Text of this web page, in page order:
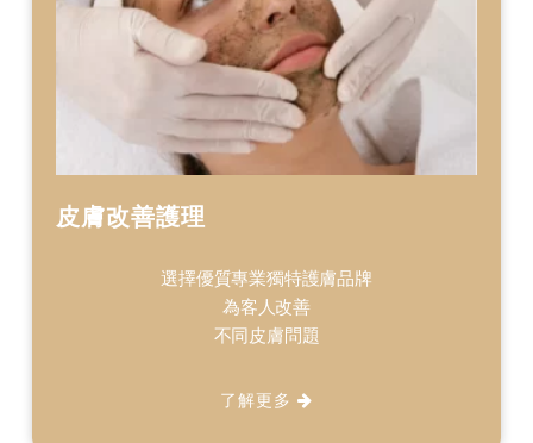
皮膚改善護理
選擇優質專業獨特護膚品牌
為客人改善
不同皮膚問題
了解更多